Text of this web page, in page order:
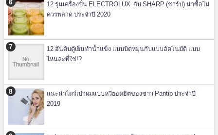
12 รุ่นเครื่องปั่น ELECTROLUX กับ SHARP (ชาร์ป) น่าซื้อไม่
ควรพลาด ประจำปี 2020
12 อันดับตู้เย็นทำน้ำแข็ง แบบบิดหมุนกับแบบอัตโนมัติ แบบ
ไหนล่ะที่ใช่!?
แนะนำไดร์เป่าผมแบบหวียอดฮิตของชาว Pantip ประจำปี
2019